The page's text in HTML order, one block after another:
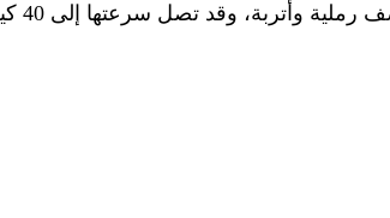
وأتربة، وقد تصل سرعتها إلى 40 كيلومترا في الساعة.